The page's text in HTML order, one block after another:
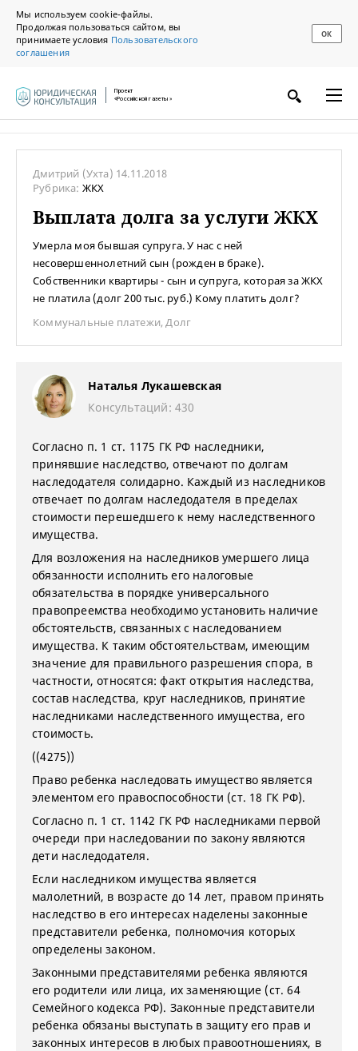
Мы используем cookie-файлы.
Продолжая пользоваться сайтом, вы
принимаете условия Пользовательского
соглашения
ОК
Проект
«Российской газеты»
Дмитрий (Ухта) 14.11.2018
Рубрика: ЖКХ
Выплата долга за услуги ЖКХ
Умерла моя бывшая супруга. У нас с ней
несовершеннолетний сын (рожден в браке).
Собственники квартиры - сын и супруга, которая за ЖКХ
не платила (долг 200 тыс. руб.) Кому платить долг?
Коммунальные платежи,Долг
Наталья Лукашевская
Консультаций: 430
Согласно п. 1 ст. 1175 ГК РФ наследники,
принявшие наследство, отвечают по долгам
наследодателя солидарно. Каждый из наследников
отвечает по долгам наследодателя в пределах
стоимости перешедшего к нему наследственного
имущества.
Для возложения на наследников умершего лица
обязанности исполнить его налоговые
обязательства в порядке универсального
правопреемства необходимо установить наличие
обстоятельств, связанных с наследованием
имущества. К таким обстоятельствам, имеющим
значение для правильного разрешения спора, в
частности, относятся: факт открытия наследства,
состав наследства, круг наследников, принятие
наследниками наследственного имущества, его
стоимость.
((4275))
Право ребенка наследовать имущество является
элементом его правоспособности (ст. 18 ГК РФ).
Согласно п. 1 ст. 1142 ГК РФ наследниками первой
очереди при наследовании по закону являются
дети наследодателя.
Если наследником имущества является
малолетний, в возрасте до 14 лет, правом принять
наследство в его интересах наделены законные
представители ребенка, полномочия которых
определены законом.
Законными представителями ребенка являются
его родители или лица, их заменяющие (ст. 64
Семейного кодекса РФ). Законные представители
ребенка обязаны выступать в защиту его прав и
законных интересов в любых правоотношениях, в